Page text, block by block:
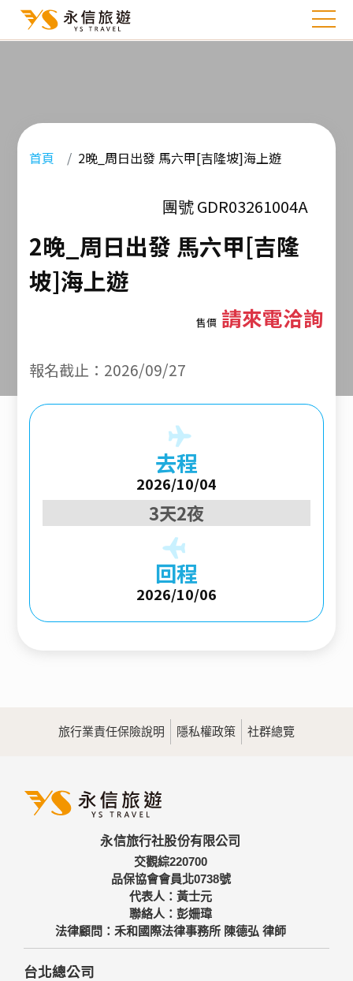
首頁 2晚_周日出發 馬六甲[吉隆坡]海上遊
團號 GDR03261004A
2晚_周日出發 馬六甲[吉隆
坡]海上遊
售價請來電洽詢
報名截止：2026/09/27
去程
2026/10/04
3天2夜
回程
2026/10/06
旅行業責任保險說明 隱私權政策 社群總覽
永信旅行社股份有限公司
交觀綜220700
品保協會會員北0738號
代表人：黃士元
聯絡人：彭姍瑋
法律顧問：禾和國際法律事務所 陳德弘 律師
台北總公司